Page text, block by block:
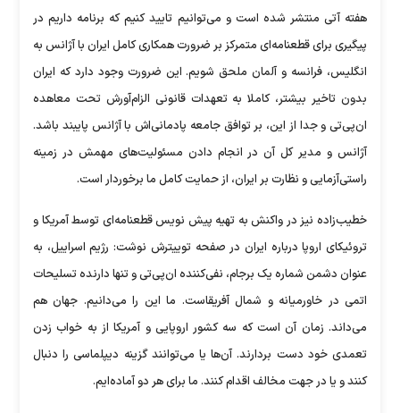
هفته آتی منتشر شده است و می‌توانیم تایید کنیم که برنامه داریم در
پیگیری برای قطعنامه‌ای متمرکز بر ضرورت همکاری کامل ایران با آژانس به
انگلیس، فرانسه و آلمان ملحق شویم. این ضرورت وجود دارد که ایران
بدون تاخیر بیشتر، کاملا به تعهدات قانونی الزام‌آورش تحت معاهده
ان‌پی‌تی و جدا از این، بر توافق جامعه پادمانی‌اش با آژانس پایبند باشد.
آژانس و مدیر کل آن در انجام دادن مسئولیت‌های مهمش در زمینه
راستی‌آزمایی و نظارت بر ایران، از حمایت کامل ما برخوردار است.
خطیب‌زاده نیز در واکنش به تهیه پیش نویس قطعنامه‌ای توسط آمریکا و
تروئیکای اروپا درباره ایران در صفحه توییترش نوشت: رژیم اسراییل، به
عنوان دشمن شماره یک برجام، نفی‌کننده ان‌پی‌تی و تنها دارنده تسلیحات
اتمی در خاورمیانه و شمال آفریقاست. ما این را می‌دانیم. جهان هم
می‌داند. زمان آن است که سه کشور اروپایی و آمریکا از به خواب زدن
تعمدی خود دست بردارند. آن‌ها یا می‌توانند گزینه دیپلماسی را دنبال
کنند و یا در جهت مخالف اقدام کنند. ما برای هر دو آماده‌ایم.